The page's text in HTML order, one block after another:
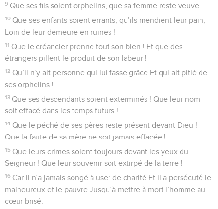
9 Que ses fils soient orphelins, que sa femme reste veuve,
10 Que ses enfants soient errants, qu’ils mendient leur pain,
Loin de leur demeure en ruines !
11 Que le créancier prenne tout son bien ! Et que des
étrangers pillent le produit de son labeur !
12 Qu’il n’y ait personne qui lui fasse grâce Et qui ait pitié de
ses orphelins !
13 Que ses descendants soient exterminés ! Que leur nom
soit effacé dans les temps futurs !
14 Que le péché de ses pères reste présent devant Dieu !
Que la faute de sa mère ne soit jamais effacée !
15 Que leurs crimes soient toujours devant les yeux du
Seigneur ! Que leur souvenir soit extirpé de la terre !
16 Car il n’a jamais songé à user de charité Et il a persécuté le
malheureux et le pauvre Jusqu’à mettre à mort l’homme au
cœur brisé.